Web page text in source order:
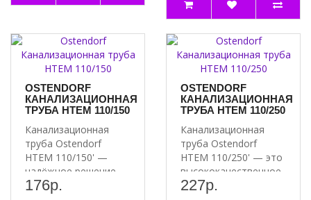
OSTENDORF
КАНАЛИЗАЦИОННАЯ
ТРУБА HTEM 110/150
Канализационная
труба Ostendorf
HTEM 110/150' —
надёжное решение
для вашей
176р.
OSTENDORF
КАНАЛИЗАЦИОННАЯ
ТРУБА HTEM 110/250
Канализационная
труба Ostendorf
HTEM 110/250' — это
высококачественное
решение для систем ..
227р.